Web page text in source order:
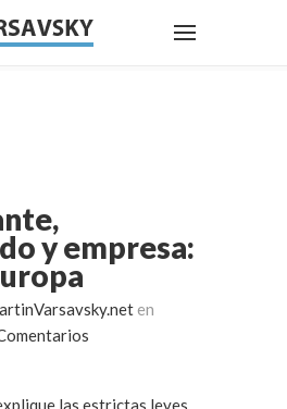
y empresa:
en
las estrictas leyes